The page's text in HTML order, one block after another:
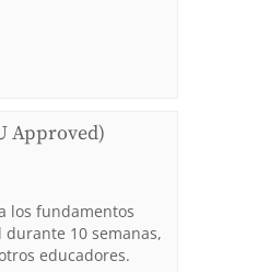
Approved)
los fundamentos
10 semanas,
educadores.